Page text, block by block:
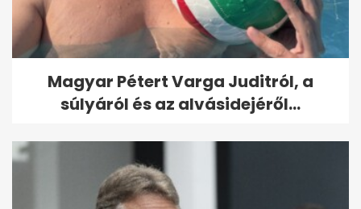
Magyar Pétert Varga Juditról, a
súlyáról és az alvásidejéről...